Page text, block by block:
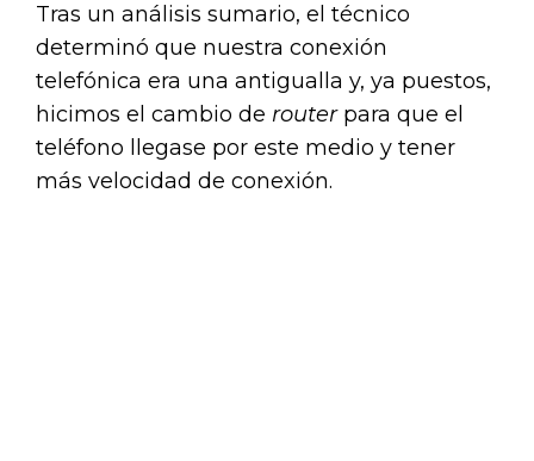
Tras un análisis sumario, el técnico
determinó que nuestra conexión
telefónica era una antigualla y, ya puestos,
hicimos el cambio de routerpara que el
teléfono llegase por este medio y tener
más velocidad de conexión.